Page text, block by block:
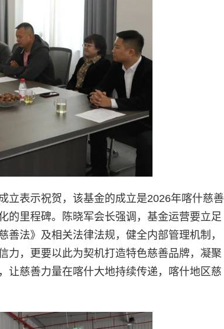
立表示祝贺，该基金的成立是2026年喀什慈善
的里程碑。陈晓军会长强调，基金运营要立足
法》及相关法律法规，健全内部管理机制，
力，更要以此为契机打造特色慈善品牌，凝聚
让慈善力量在喀什大地持续传递，喀什地区慈